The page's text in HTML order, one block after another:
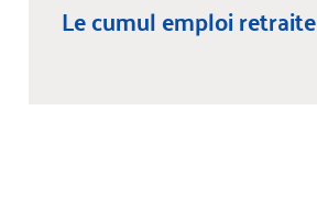
Le cumul emploi retraite